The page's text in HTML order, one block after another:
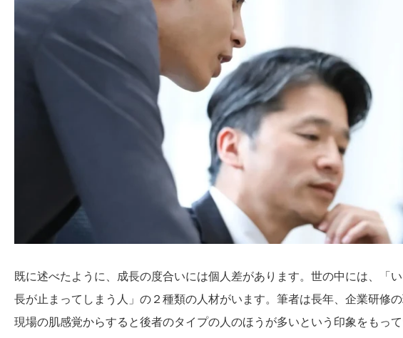
既に述べたように、成長の度合いには個人差があります。世の中には、「
長が止まってしまう人」の２種類の人材がいます。筆者は長年、企業研修
現場の肌感覚からすると後者のタイプの人のほうが多いという印象をもって